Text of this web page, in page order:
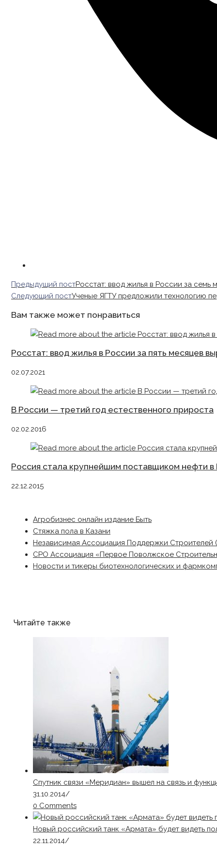
Read
more
Предыдущий постРосстат: ввод жилья в России за семь
Следующий постУченые ЯГТУ предложили технологию
Вам также может понравиться
Росстат: ввод жилья в России за пять месяцев
02.07.2021
В России — третий год естественного прироста
02.02.2016
Россия стала крупнейшим поставщиком нефти в
22.12.2015
Агробизнес онлайн издание Быть
Стяжка пола в Казани
Независимая Ассоциация Поддержки Строителей
СРО Ассоциация «Первое Поволжское
Новости и тикеры биотехнологических и
Читайте также
Спутник связи «Меридиан» вышел на связь и
31.10.2014/
0 Comments
Новый российский танк «Армата» будет видеть
22.11.2014/